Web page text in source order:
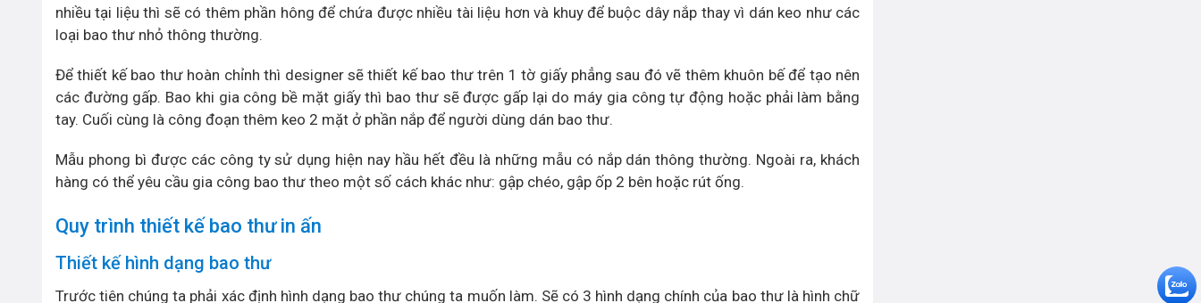
nhiều tại liệu thì sẽ có thêm phần hông để chứa được nhiều tài liệu hơn và khuy để buộc dây nắp thay vì dán keo như các
loại bao thư nhỏ thông thường.
Để thiết kế bao thư hoàn chỉnh thì designer sẽ thiết kế bao thư trên 1 tờ giấy phẳng sau đó vẽ thêm khuôn bế để tạo nên
các đường gấp. Bao khi gia công bề mặt giấy thì bao thư sẽ được gấp lại do máy gia công tự động hoặc phải làm bằng
tay. Cuối cùng là công đoạn thêm keo 2 mặt ở phần nắp để người dùng dán bao thư.
Mẫu phong bì được các công ty sử dụng hiện nay hầu hết đều là những mẫu có nắp dán thông thường. Ngoài ra, khách
hàng có thể yêu cầu gia công bao thư theo một số cách khác như: gập chéo, gập ốp 2 bên hoặc rút ống.
Quy trình thiết kế bao thư in ấn
Thiết kế hình dạng bao thư
Trước tiên chúng ta phải xác định hình dạng bao thư chúng ta muốn làm. Sẽ có 3 hình dạng chính của bao thư là hình chữ